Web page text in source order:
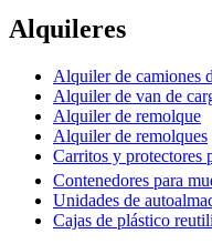
Alquileres
Alquiler de camiones
Alquiler de van de
Alquiler de remolque
Alquiler de remolques
Carritos y protectores
Contenedores para
Unidades de
Cajas de plástico